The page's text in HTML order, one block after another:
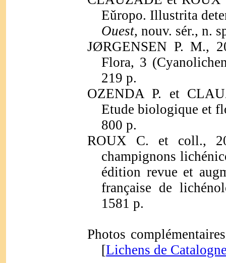
Eǔropo. Illustrita
Ouest, nouv. sér., n.
JØRGENSEN P. M.,
Flora, 3
219 p.
OZENDA P. et
Etude biologique et
800 p.
ROUX C. et coll.,
champignons
édition revue et
française de
1581 p.
Photos
[Lichens de